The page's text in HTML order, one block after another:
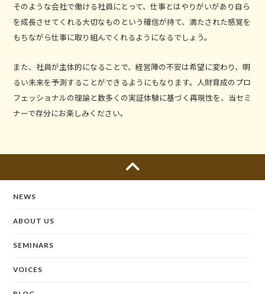
そのような会社で働ける社員にとって、仕事とはやりがいがあり自ら
を成長させてくれる大切なものという確信が持て、満たされた感覚を
もちながら仕事に取り組んでくれるようになるでしょう。
また、社員が主体的になることで、経営陣の不安は希望に変わり、明
るい未来を予測することができるようにもなります。人財育成のプロ
フェッショナルの理論と数多くの実証体験に基づく再現性を、当セミ
ナーで存分にお楽しみください。
NEWS
ABOUT US
SEMINARS
VOICES